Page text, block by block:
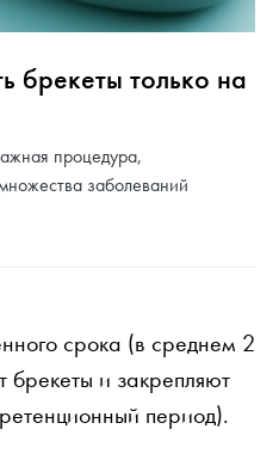
брекеты только на
процедура,
заболеваний
срока (в среднем 2
брекеты и закрепляют
период).